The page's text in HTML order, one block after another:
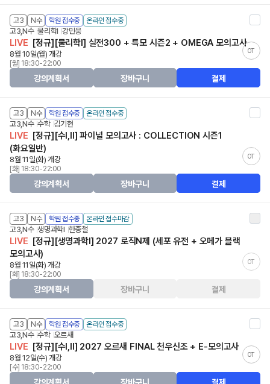
고3 N수 학원 접수중 온라인 접수중
고3,N수 물리학Ⅰ 강민웅
LIVE [정규][물리학I] 실전300 + 특모 시즌2 + OMEGA 모의고사
OT
8월 10일(월) 개강
[월] 18:30-22:00
강의계획서 장바구니 결제
고3 N수 학원 접수중 온라인 접수중
고3,N수 수학 김기현
LIVE [정규][수I,II] 파이널 모의고사 : COLLECTION 시즌1
(화요일반)
OT
8월 11일(화) 개강
[화] 18:30-22:00
강의계획서 장바구니 결제
고3 N수 학원 접수중 온라인 접수마감
고3,N수 생명과학Ⅰ 한종철
LIVE [정규][생명과학I] 2027 로직N제 (세포 유전 + 오메가 블랙
모의고사)
OT
8월 11일(화) 개강
[화] 18:30-22:00
강의계획서 장바구니 결제
고3 N수 학원 접수중 온라인 접수중
고3,N수 수학 오르새
LIVE [정규][수I,II] 2027 오르새 FINAL 천우신조 + E-모의고사
OT
8월 12일(수) 개강
[수] 18:30-22:00